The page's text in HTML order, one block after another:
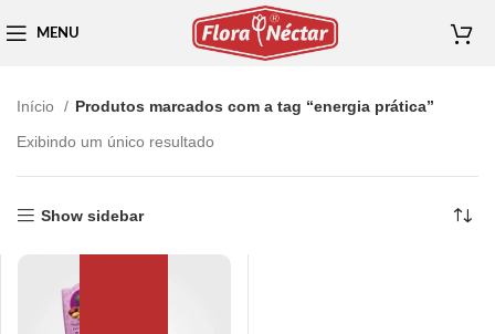
MENU
Início
Produtos marcados com a tag “energia prática”
Exibindo um único resultado
Show sidebar